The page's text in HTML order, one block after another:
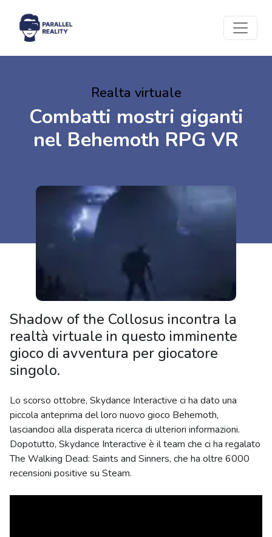
Realta virtuale
Combatti mostri giganti
nel Behemoth RPG VR
Shadow of the Collosus incontra la
realtà virtuale in questo imminente
gioco di avventura per giocatore
singolo.
Lo scorso ottobre, Skydance Interactive ci ha dato una
piccola anteprima del loro nuovo gioco Behemoth,
lasciandoci alla disperata ricerca di ulteriori informazioni.
Dopotutto, Skydance Interactive è il team che ci ha regalato
The Walking Dead: Saints and Sinners, che ha oltre 6000
recensioni positive su Steam.